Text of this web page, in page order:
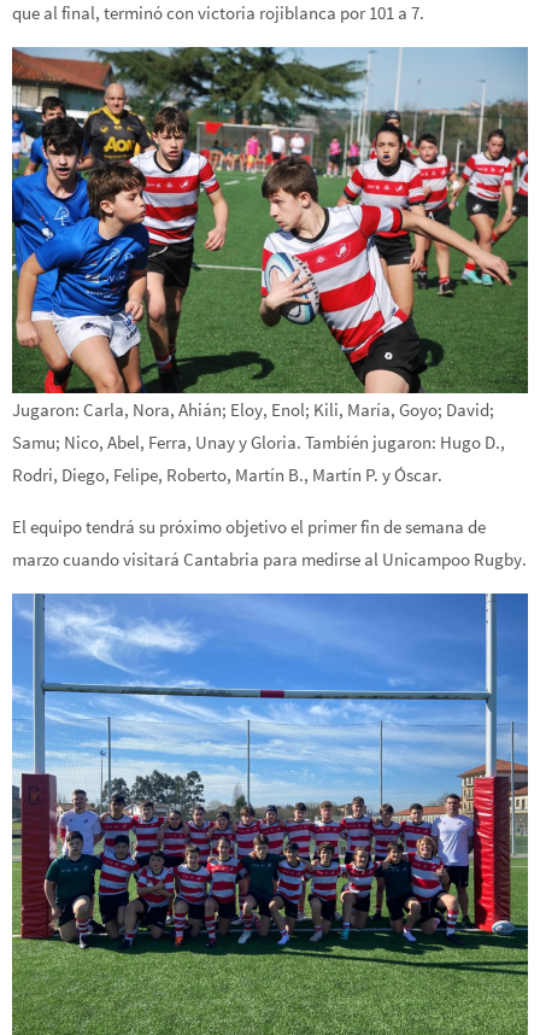
que al final, terminó con victoria rojiblanca por 101 a 7.
Jugaron: Carla, Nora, Ahián; Eloy, Enol; Kili, María, Goyo; David;
Samu; Nico, Abel, Ferra, Unay y Gloria. También jugaron: Hugo D.,
Rodri, Diego, Felipe, Roberto, Martín B., Martín P. y Óscar.
El equipo tendrá su próximo objetivo el primer fin de semana de
marzo cuando visitará Cantabria para medirse al Unicampoo Rugby.